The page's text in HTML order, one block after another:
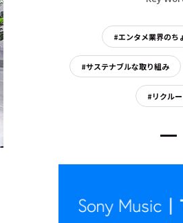
#エンタメ業界のち
#サステナブルな取り組み
#リクル